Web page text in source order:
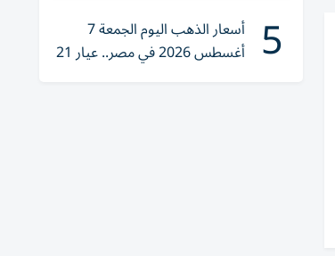
5 أسعار الذهب اليوم الجمعة 7
أغسطس 2026 في مصر.. عيار 21